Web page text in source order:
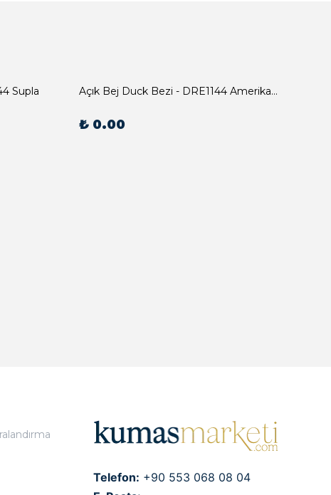
Supla Açık Bej Duck Bezi - DRE1144 Amerikan Servis
₺ 0.00
Telefon: +90 553 068 08 04